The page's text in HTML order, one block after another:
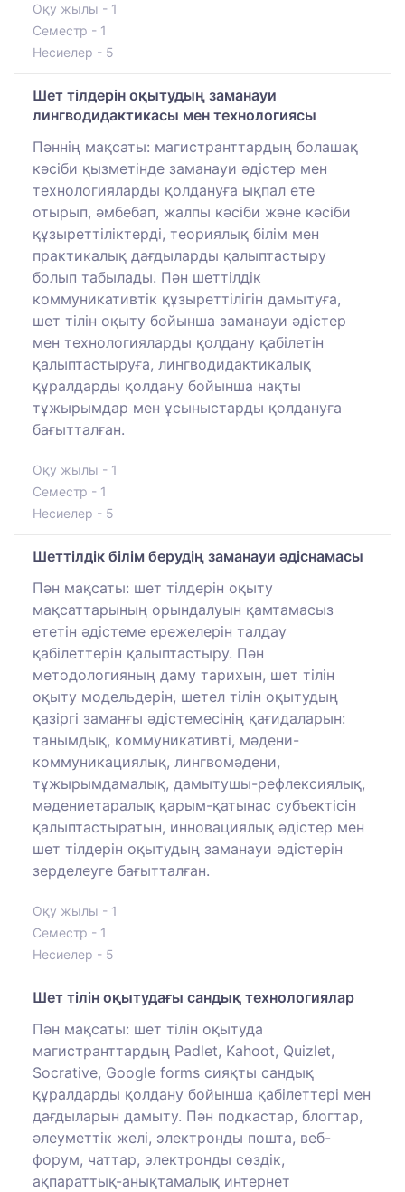
Оқу жылы - 1
Семестр - 1
Несиелер - 5
Шет тілдерін оқытудың заманауи
лингводидактикасы мен технологиясы
Пәннің мақсаты: магистранттардың болашақ
кәсіби қызметінде заманауи әдістер мен
технологияларды қолдануға ықпал ете
отырып, әмбебап, жалпы кәсіби және кәсіби
құзыреттіліктерді, теориялық білім мен
практикалық дағдыларды қалыптастыру
болып табылады. Пән шеттілдік
коммуникативтік құзыреттілігін дамытуға,
шет тілін оқыту бойынша заманауи әдістер
мен технологияларды қолдану қабілетін
қалыптастыруға, лингводидактикалық
құралдарды қолдану бойынша нақты
тұжырымдар мен ұсыныстарды қолдануға
бағытталған.
Оқу жылы - 1
Семестр - 1
Несиелер - 5
Шеттілдік білім берудің заманауи әдіснамасы
Пән мақсаты: шет тілдерін оқыту
мақсаттарының орындалуын қамтамасыз
ететін әдістеме ережелерін талдау
қабілеттерін қалыптастыру. Пән
методологияның даму тарихын, шет тілін
оқыту модельдерін, шетел тілін оқытудың
қазіргі заманғы әдістемесінің қағидаларын:
танымдық, коммуникативті, мәдени-
коммуникациялық, лингвомәдени,
тұжырымдамалық, дамытушы-рефлексиялық,
мәдениетаралық қарым-қатынас субъектісін
қалыптастыратын, инновациялық әдістер мен
шет тілдерін оқытудың заманауи әдістерін
зерделеуге бағытталған.
Оқу жылы - 1
Семестр - 1
Несиелер - 5
Шет тілін оқытудағы сандық технологиялар
Пән мақсаты: шет тілін оқытуда
магистранттардың Padlet, Kahoot, Quizlet,
Socrative, Google forms сияқты сандық
құралдарды қолдану бойынша қабілеттері мен
дағдыларын дамыту. Пән подкастар, блогтар,
әлеуметтік желі, электронды пошта, веб-
форум, чаттар, электронды сөздік,
ақпараттық-анықтамалық интернет